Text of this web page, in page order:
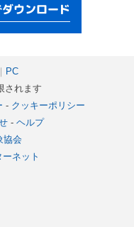
PC
されます
- クッキーポリシー
- ヘルプ
協会
ネット